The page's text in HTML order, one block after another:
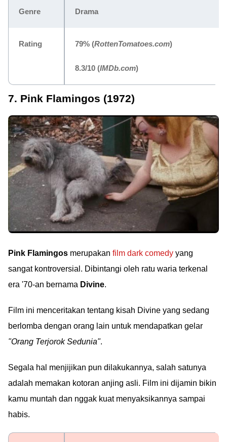
Genre Drama
Rating 79% (RottenTomatoes.com)
8.3/10 (IMDb.com)
7. Pink Flamingos (1972)
Pink Flamingos merupakan film dark comedy yang
sangat kontroversial. Dibintangi oleh ratu waria terkenal
era '70-an bernama Divine.
Film ini menceritakan tentang kisah Divine yang sedang
berlomba dengan orang lain untuk mendapatkan gelar
"Orang Terjorok Sedunia".
Segala hal menjijikan pun dilakukannya, salah satunya
adalah memakan kotoran anjing asli. Film ini dijamin bikin
kamu muntah dan nggak kuat menyaksikannya sampai
habis.